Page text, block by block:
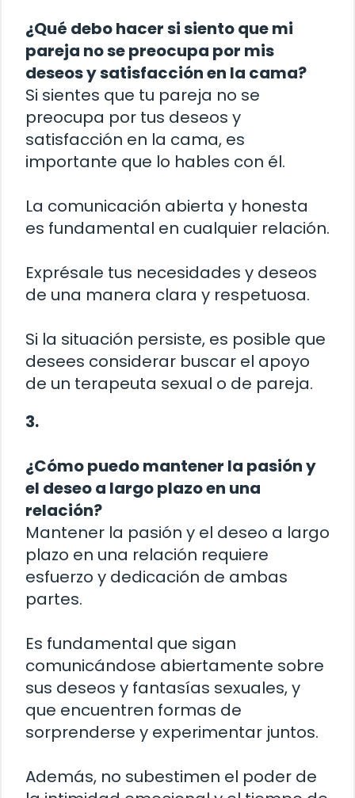
¿Qué debo hacer si siento que mi
pareja no se preocupa por mis
deseos y satisfacción en la cama?
Si sientes que tu pareja no se
preocupa por tus deseos y
satisfacción en la cama, es
importante que lo hables con él.
La comunicación abierta y honesta
es fundamental en cualquier relación.
Exprésale tus necesidades y deseos
de una manera clara y respetuosa.
Si la situación persiste, es posible que
desees considerar buscar el apoyo
de un terapeuta sexual o de pareja.
3.
¿Cómo puedo mantener la pasión y
el deseo a largo plazo en una
relación?
Mantener la pasión y el deseo a largo
plazo en una relación requiere
esfuerzo y dedicación de ambas
partes.
Es fundamental que sigan
comunicándose abiertamente sobre
sus deseos y fantasías sexuales, y
que encuentren formas de
sorprenderse y experimentar juntos.
Además, no subestimen el poder de